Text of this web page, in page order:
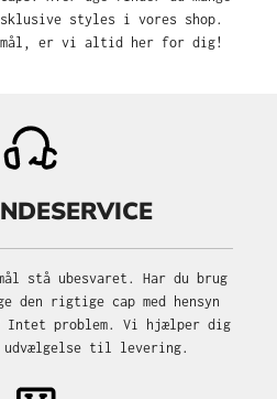
styles i vores shop.
er vi altid her for dig!
stå ubesvaret. Har du brug
rigtige cap med hensyn
problem. Vi hjælper dig
udvælgelse til levering.